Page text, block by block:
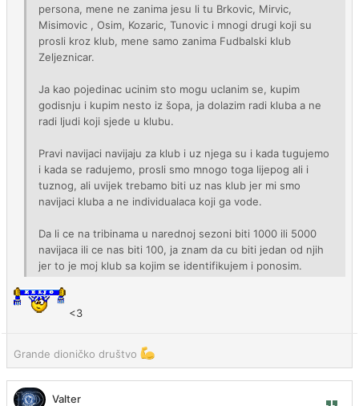
persona, mene ne zanima jesu li tu Brkovic, Mirvic,
Misimovic , Osim, Kozaric, Tunovic i mnogi drugi koji su
prosli kroz klub, mene samo zanima Fudbalski klub
Zeljeznicar.
Ja kao pojedinac ucinim sto mogu uclanim se, kupim
godisnju i kupim nesto iz šopa, ja dolazim radi kluba a ne
radi ljudi koji sjede u klubu.
Pravi navijaci navijaju za klub i uz njega su i kada tugujemo
i kada se radujemo, prosli smo mnogo toga lijepog ali i
tuznog, ali uvijek trebamo biti uz nas klub jer mi smo
navijaci kluba a ne individualaca koji ga vode.
Da li ce na tribinama u narednoj sezoni biti 1000 ili 5000
navijaca ili ce nas biti 100, ja znam da cu biti jedan od njih
jer to je moj klub sa kojim se identifikujem i ponosim.
<3
Grande dioničko društvo
Valter